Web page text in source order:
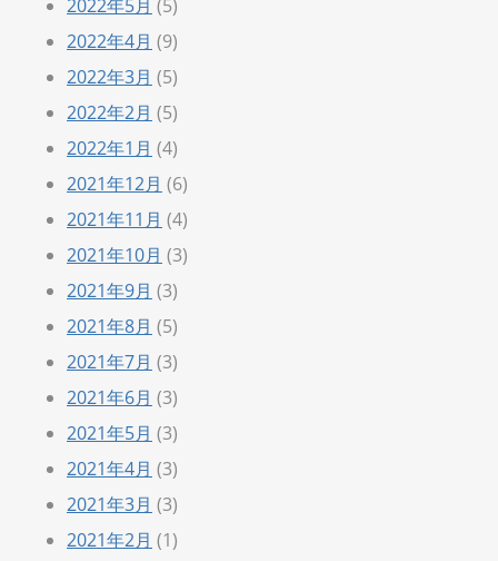
2022年5月 (5)
2022年4月 (9)
2022年3月 (5)
2022年2月 (5)
2022年1月 (4)
2021年12月 (6)
2021年11月 (4)
2021年10月 (3)
2021年9月 (3)
2021年8月 (5)
2021年7月 (3)
2021年6月 (3)
2021年5月 (3)
2021年4月 (3)
2021年3月 (3)
2021年2月 (1)